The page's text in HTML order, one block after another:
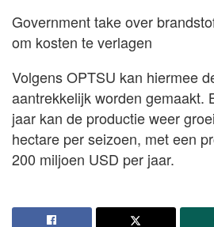
Government take over
om kosten te verlagen
Volgens OPTSU kan hiermee
aantrekkelijk worden gemaakt.
jaar kan de productie weer
hectare per seizoen, met een
200 miljoen USD per jaar.